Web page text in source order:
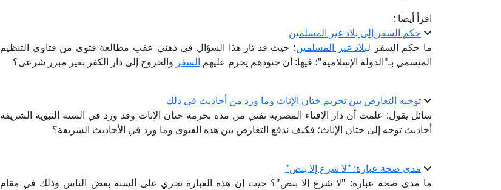
اقرأ أيضا :
حكم السفر إلى بلاد غير المسلمين
ما حكم السفر لبلاد غير المسلمين؛ حيث قد ثار هذا السؤال في ذهني عقب مطالعة فتوى من فتاوى التنظيم
المتسمي بـ"الدولة الإسلامية"؛ فيها: أن جنودهم يحرم عليهم السفر والخروج إلى دار الكفر بغير مبرر شرعي؟
توجيه التعارض بين تحريم ختان الإناث وما ورد من أحاديث في ذلك
سائل يقول: علمت أن دار الإفتاء المصرية تفتي من مدة بحرمة ختان الإناث وقد ورد في السنة النبوية الشريفة
أحاديث توجه إلى ختان الإناث؛ فكيف ندفع التعارض بين هذه الفتوى وما ورد في الأحاديث الشريفة؟
مدى صحة عبارة: "لا شرع إلا بنص"
ما مدى صحة عبارة: "لا شرع إلا بنص"؟ حيث إن هذه العبارة تجري على ألسنة بعض الناس وذلك في مقام